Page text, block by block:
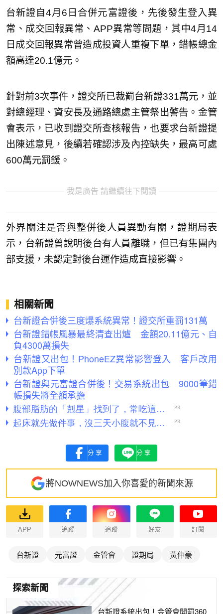
台新證自4月6日合併元富證後，先後發生登入異
常、成交回報異常、APP異常等問題，其中4月14
日成交回報異常曾造成投資人重複下單，錯帳總金
額高達20.1億元。
針對前3次事件，證交所已裁罰台新證331萬元，並
對總經理、資安長及通路總處主管祭出警告。金管
會表示，已收到證交所查核報告，也要求台新證提
出陳述意見，後續若確認涉及內控缺失，最高可處
600萬元罰鍰。
我是廣告 請繼續往下閱讀
外界關注是否與整併後人員異動有關，證期局表
示，台新證曾說明後台有人員離職，但已有集團內
部支援，未認定對後台運作造成直接影響。
相關新聞
台新證合併後三度爆系統異常！證交所重罰131萬
台新證錯帳風暴最終清查出爐 金額20.11億元、自
負4300萬損失
台新證又出包！PhoneEZ異常影響登入 客戶改用
別款App下單
台新證與元富證合併後！交易系統出包 9000筆錯
帳損失將全額承擔
分享 分享
將NOWNEWS加入你喜愛的新聞來源
APP 追蹤 追蹤 好友 訂閱
台新證 元富證 金管會 證期局 黃仲豪
探索新聞
台新證系統出包！金管會開罰360